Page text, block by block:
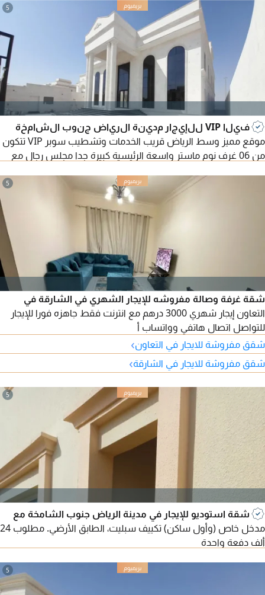
5
فيلا VIP للإيجار مدينة الرياض جنوب الشامخة
موقع مميز وسط الرياض قريب الخدمات وتشطيب سوبر VIP تتكون
من 06 غرف نوم ماستر واسعة الرئيسية كبيرة جدا مجلس رجال مع
الموجودة بالدور الأول مغلقة مسبح داخلي من ضمن الفيلا مع شاور
الفيلا تحتوي على مصعد (ليفت) غرفة حارس نظام كاميرات تكييف
5
شقة غرفة وصالة مفروشه للإيجار الشهري في الشارقة في
التعاون إيجار شهري 3000 درهم مع انترنت فقط جاهزه فورا للإيجار
للتواصل اتصال هاتفي وواتساب أ
شقق مفروشة للايجار في التعاون›
شقق مفروشة للايجار في الشارقة›
5
شقة استوديو للإيجار في مدينة الرياض جنوب الشامخة مع
مدخل خاص (وأول ساكن) تكييف سبليت، الطابق الأرضي. مطلوب 24
ألف دفعة واحدة
5